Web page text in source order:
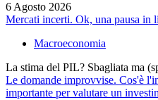
6 Agosto 2026
Mercati incerti. Ok, una pausa in
Macroeconomia
La stima del PIL? Sbagliata ma
Le domande improvvise. Cos'è
importante per valutare un